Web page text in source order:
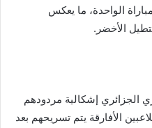
في المباراة الواحدة، ما يعكس
الأخضر.
الجزائري إشكالية مردودهم
الأفارقة يتم تسريحهم بعد